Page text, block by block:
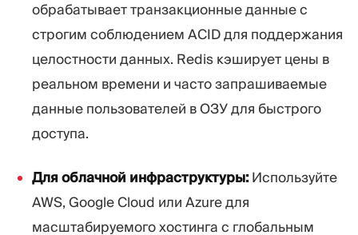
обрабатывает транзакционные данные с
строгим соблюдением ACID для поддержания
целостности данных. Redis кэширует цены в
реальном времени и часто запрашиваемые
данные пользователей в ОЗУ для быстрого
доступа.
Для облачной инфраструктуры:Используйте
AWS, Google Cloud или Azure для
масштабируемого хостинга с глобальным